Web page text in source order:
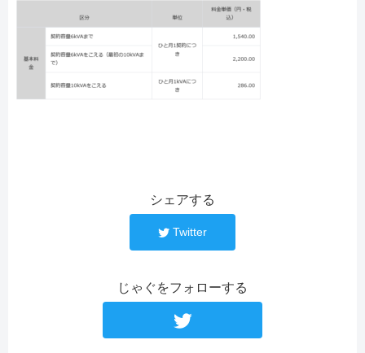
シェアする
Twitter
じゃぐをフォローする